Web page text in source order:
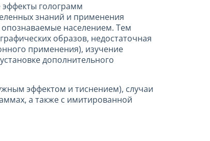
голограмм
знаний и применения
населением. Тем
образов, недостаточная
применения), изучение
дополнительного
эффектом и тиснением), случаи
а также с имитированной